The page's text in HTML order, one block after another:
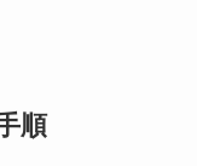
順